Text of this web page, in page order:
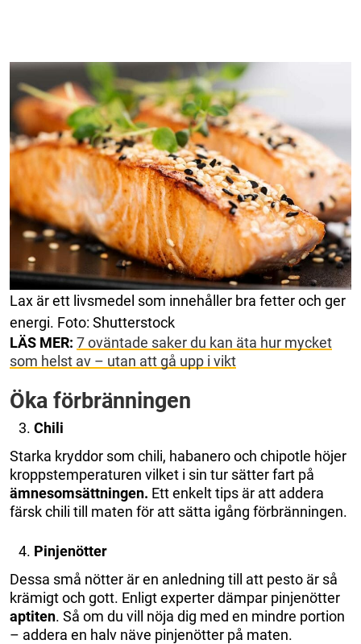
Lax är ett livsmedel som innehåller bra fetter och ger
energi. Foto: Shutterstock
LÄS MER: 7 oväntade saker du kan äta hur mycket
som helst av – utan att gå upp i vikt
Öka förbränningen
Chili
Starka kryddor som chili, habanero och chipotle höjer
kroppstemperaturen vilket i sin tur sätter fart på
ämnesomsättningen. Ett enkelt tips är att addera
färsk chili till maten för att sätta igång förbränningen.
Pinjenötter
Dessa små nötter är en anledning till att pesto är så
krämigt och gott. Enligt experter dämpar pinjenötter
aptiten. Så om du vill nöja dig med en mindre portion
– addera en halv näve pinjenötter på maten.